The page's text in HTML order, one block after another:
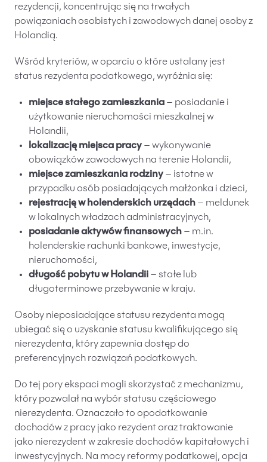
rezydencji, koncentrując się na trwałych
powiązaniach osobistych i zawodowych danej osoby z
Holandią.
Wśród kryteriów, w oparciu o które ustalany jest
status rezydenta podatkowego, wyróżnia się:
miejsce stałego zamieszkania – posiadanie i
użytkowanie nieruchomości mieszkalnej w
Holandii,
lokalizację miejsca pracy – wykonywanie
obowiązków zawodowych na terenie Holandii,
miejsce zamieszkania rodziny – istotne w
przypadku osób posiadających małżonka i dzieci,
rejestrację w holenderskich urzędach – meldunek
w lokalnych władzach administracyjnych,
posiadanie aktywów finansowych – m.in.
holenderskie rachunki bankowe, inwestycje,
nieruchomości,
długość pobytu w Holandii – stałe lub
długoterminowe przebywanie w kraju.
Osoby nieposiadające statusu rezydenta mogą
ubiegać się o uzyskanie statusu kwalifikującego się
nierezydenta, który zapewnia dostęp do
preferencyjnych rozwiązań podatkowych.
Do tej pory ekspaci mogli skorzystać z mechanizmu,
który pozwalał na wybór statusu częściowego
nierezydenta. Oznaczało to opodatkowanie
dochodów z pracy jako rezydent oraz traktowanie
jako nierezydent w zakresie dochodów kapitałowych i
inwestycyjnych. Na mocy reformy podatkowej, opcja